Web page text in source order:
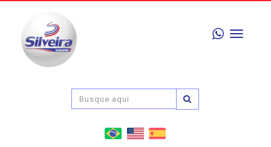
Toggle